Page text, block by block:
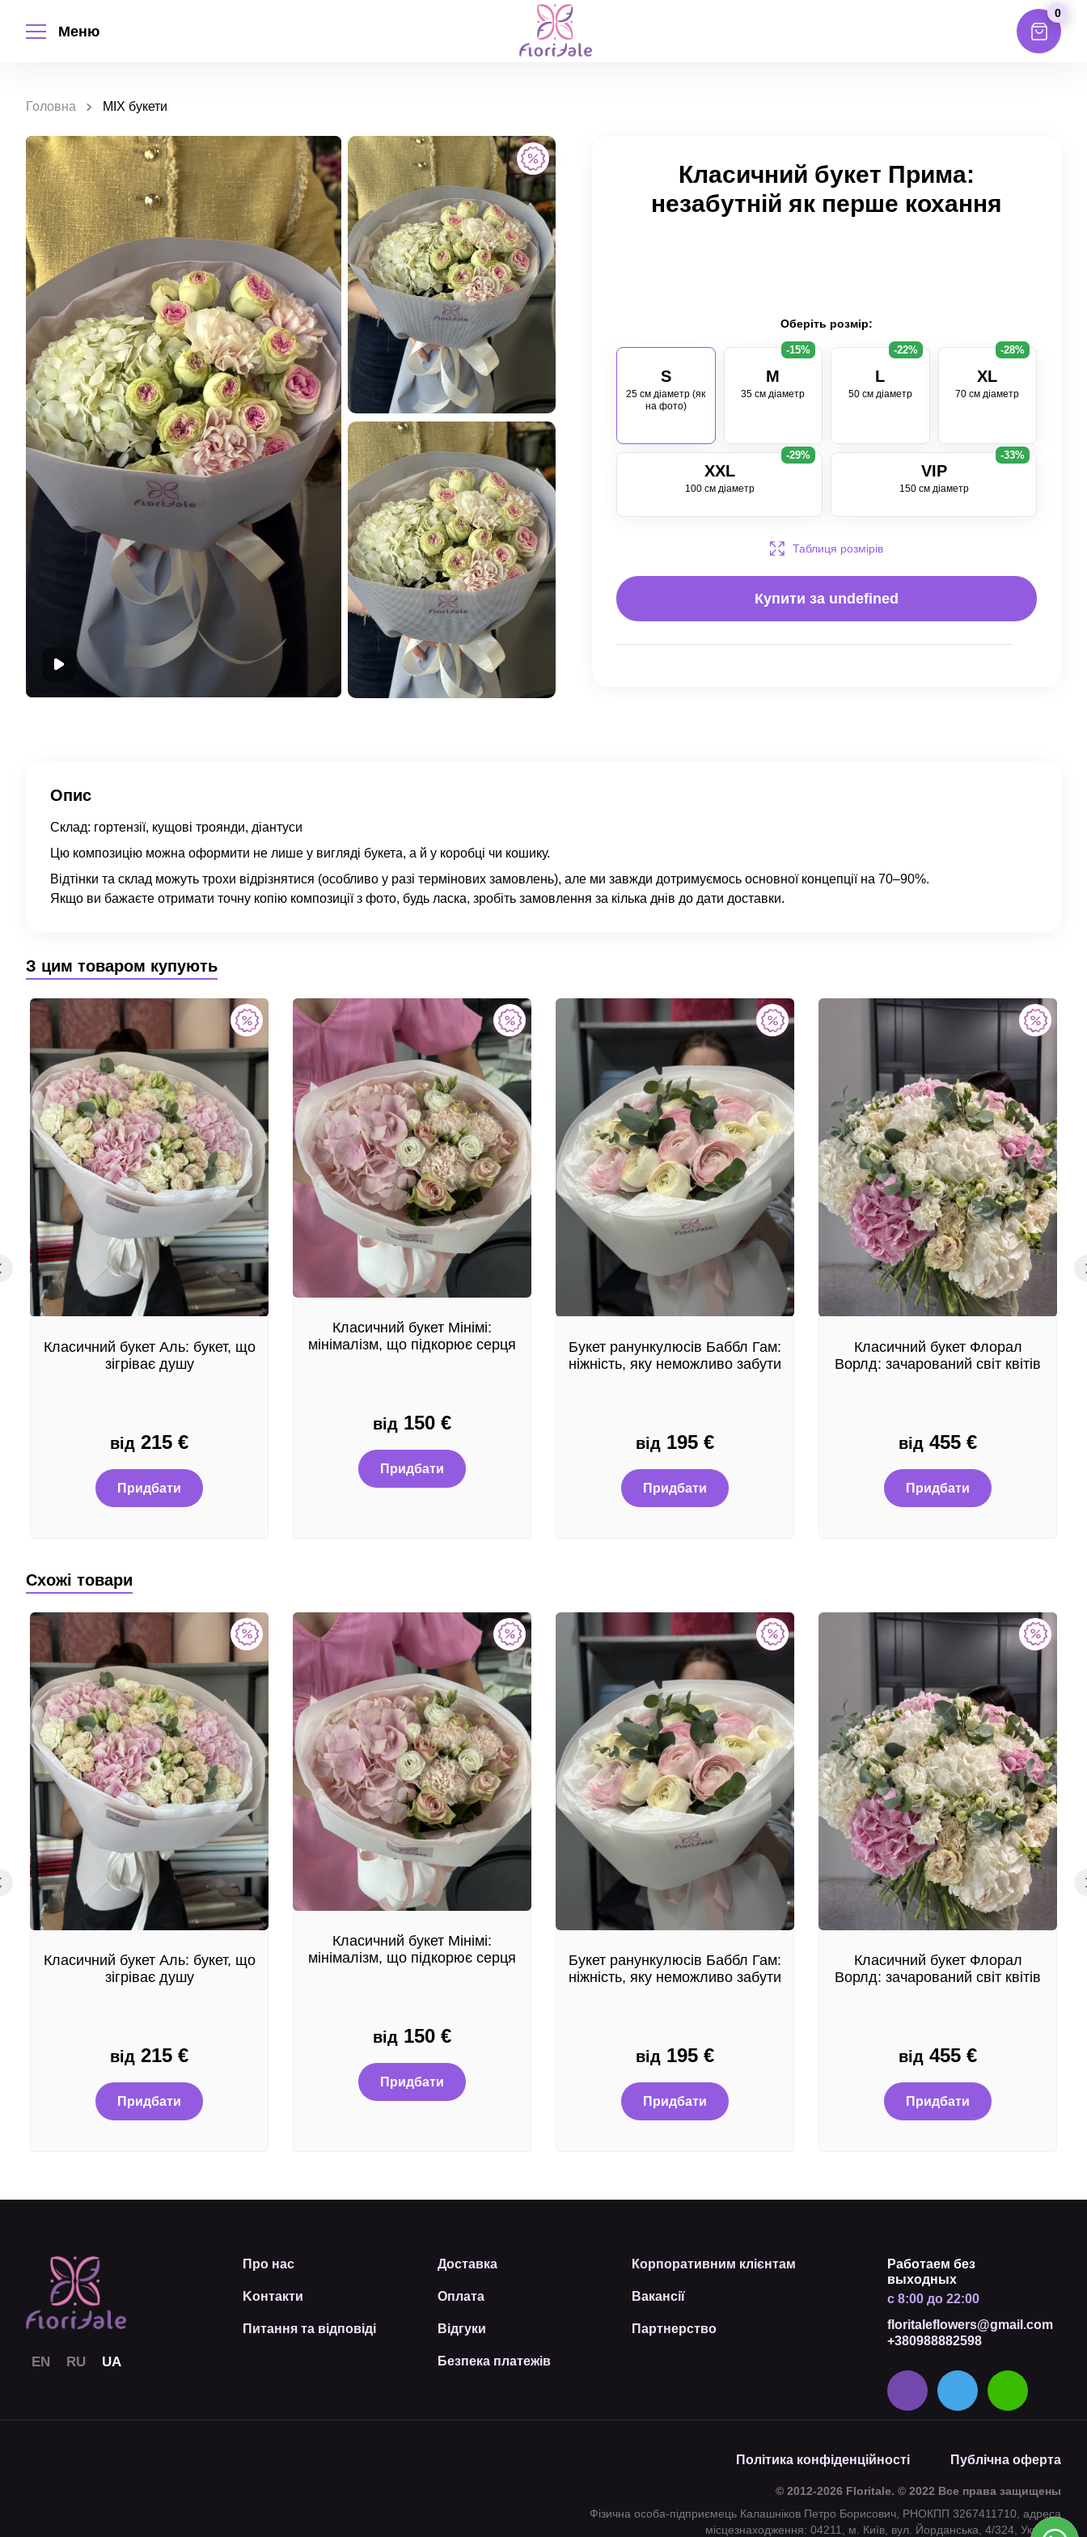
Меню
0
Головна MIX букети
Класичний букет Прима:
незабутній як перше кохання
Оберіть розмір:
S
25 см діаметр (як
на фото)
M
35 см діаметр
-15%
L
50 см діаметр
-22%
XL
70 см діаметр
-28%
XXL
100 см діаметр
-29%
VIP
150 см діаметр
-33%
Таблиця розмірів
Купити за undefined
Опис
Склад: гортензії, кущові троянди, діантуси
Цю композицію можна оформити не лише у вигляді букета, а й у коробці чи кошику.
Відтінки та склад можуть трохи відрізнятися (особливо у разі термінових замовлень), але ми завжди дотримуємось основної концепції на 70–90%.
Якщо ви бажаєте отримати точну копію композиції з фото, будь ласка, зробіть замовлення за кілька днів до дати доставки.
З цим товаром купують
Класичний букет Аль: букет, що
зігріває душу
від 215 €
Придбати
Класичний букет Мінімі:
мінімалізм, що підкорює серця
від 150 €
Придбати
Букет ранункулюсів Баббл Гам:
ніжність, яку неможливо забути
від 195 €
Придбати
Класичний букет Флорал
Ворлд: зачарований світ квітів
від 455 €
Придбати
Схожі товари
Класичний букет Аль: букет, що
зігріває душу
від 215 €
Придбати
Класичний букет Мінімі:
мінімалізм, що підкорює серця
від 150 €
Придбати
Букет ранункулюсів Баббл Гам:
ніжність, яку неможливо забути
від 195 €
Придбати
Класичний букет Флорал
Ворлд: зачарований світ квітів
від 455 €
Придбати
Про нас
Kонтакти
Питання та відповіді
Доставка
Оплата
Відгуки
Безпека платежів
Корпоративним клієнтам
Вакансії
Партнерство
Работаем без
выходных
с 8:00 до 22:00
floritaleflowers@gmail.com
+380988882598
Політика конфіденційності Публічна оферта
© 2012-2026 Floritale. © 2022 Все права защищены
Фізична особа-підприємець Калашніков Петро Борисович, РНОКПП 3267411710, адреса
місцезнаходження: 04211, м. Київ, вул. Йорданська, 4/324, Україна